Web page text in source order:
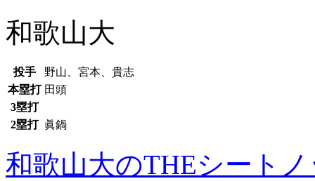
和歌山大
投手
野山、宮本、貴志
本塁打 田頭
3塁打
2塁打 眞鍋
和歌山大のTHEシート